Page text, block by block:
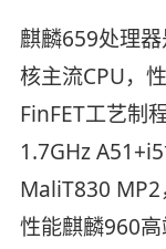
麒麟659处理
核主流CPU，
FinFET工艺制
1.7GHz
MaliT830 MP2
性能麒麟960